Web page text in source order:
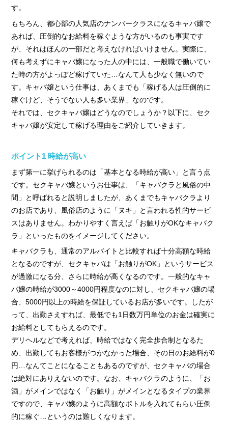
› 店舗スタッフ求人
す。
もちろん、都心部の人気店のナンバークラスになるキャバ嬢で
あれば、圧倒的なお給料を稼ぐような方がいるのも事実です
が、それはほんの一部だと考えなければいけません。実際に、
何も考えずにキャバ嬢になった人の中には、一般職で働いてい
た時の方がよっぽど稼げていた…なんて人も少なく無いので
す。キャバ嬢という仕事は、あくまでも「稼げる人は圧倒的に
稼ぐけど、そうでない人も多い業界」なのです。
それでは、セクキャバ嬢はどうなのでしょうか？以下に、セク
キャバ嬢が安定して稼げる理由をご紹介していきます。
ポイント1 時給が高い
まず第一に挙げられるのは「基本となる時給が高い」と言う点
です。セクキャバ嬢というお仕事は、「キャバクラと風俗の中
間」と呼ばれると説明しましたが、あくまでもキャバクラより
のお店であり、風俗店のように「ヌキ」と言われる性的サービ
スはありません。わかりやすく言えば「お触りがOKなキャバク
ラ」といったものをイメージしてください。
キャバクラも、通常のアルバイトと比較すれば十分高額な時給
となるのですが、セクキャバは「お触りがOK」というサービス
が過激になる分、さらに時給が高くなるのです。一般的なキャ
バ嬢の時給が3000～4000円程度なのに対し、セクキャバ嬢の場
合、5000円以上の時給を保証しているお店が多いです。したが
って、出勤さえすれば、最低でも1日数万円単位のお金は確実に
お給料としてもらえるのです。
デリヘルなどで考えれば、時給ではなく完全歩合制となるた
め、出勤してもお客様がつかなかった場合、その日のお給料が0
円…なんてことになることもあるのですが、セクキャバの場合
は絶対にありえないのです。なお、キャバクラのように、「お
酒」がメインではなく「お触り」がメインとなるタイプの業界
ですので、キャバ嬢のように高額なボトルを入れてもらい圧倒
的に稼ぐ…というのは難しくなります。